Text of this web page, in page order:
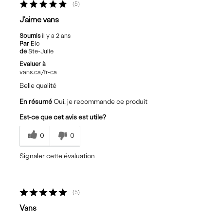
5
J'aime vans
Soumisil y a 2 ans
Par Elo
de Ste-Julie
Evaluer à
vans.ca/fr-ca
Belle qualité
En résumé Oui, je recommande ce produit
Est-ce que cet avis est utile?
0 0
Signaler cette évaluation
5
Vans